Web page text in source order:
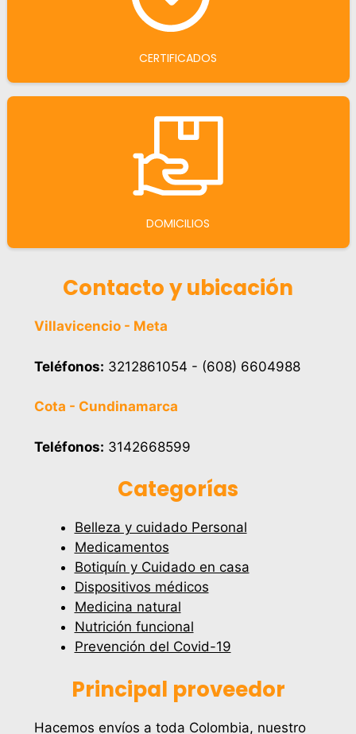
CERTIFICADOS
DOMICILIOS
Contacto y ubicación
Villavicencio - Meta
Teléfonos: 3212861054 - (608) 6604988
Cota - Cundinamarca
Teléfonos: 3142668599
Categorías
Belleza y cuidado Personal
Medicamentos
Botiquín y Cuidado en casa
Dispositivos médicos
Medicina natural
Nutrición funcional
Prevención del Covid-19
Principal proveedor
Hacemos envíos a toda Colombia, nuestro